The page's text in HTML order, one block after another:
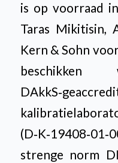
is op voorraad
Taras Mikitisin,
Kern & Sohn
strenge norm